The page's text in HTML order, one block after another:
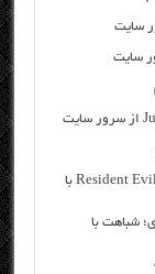
دانلود رایگان فیلم خارجی Resident Evil The Final Chapter 2017 با
شباهت با